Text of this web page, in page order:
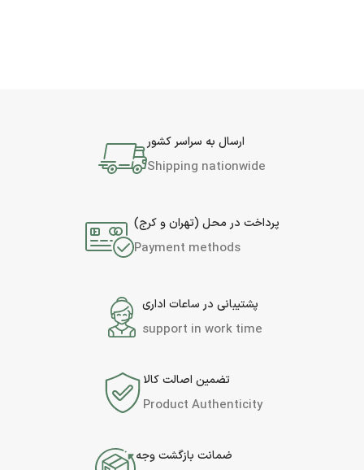
ارسال به سراسر کشور
Shipping nationwide
پرداخت در محل (تهران و کرج)
Payment methods
پشتیبانی در ساعات اداری
support in work time
تضمین اصالت کالا
Product Authenticity
ضمانت بازگشت وجه